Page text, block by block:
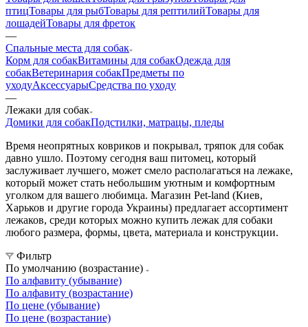
птицТовары для рыбТовары для рептилийТовары для
лошадейТовары для фреток
—
Спальные места для собак
Корм для собакВитамины для собакОдежда для
собакВетеринария собакПредметы по
уходуАксессуарыСредства по уходу
—
Лежаки для собак
Домики для собакПодстилки, матрацы, пледы
Время неопрятных ковриков и покрывал, тряпок для собак
давно ушло. Поэтому сегодня ваш питомец, который
заслуживает лучшего, может смело располагаться на лежаке,
который может стать небольшим уютным и комфортным
уголком для вашего любимца. Магазин Pet-land (Киев,
Харьков и другие города Украины) предлагает ассортимент
лежаков, среди которых можно купить лежак для собаки
любого размера, формы, цвета, материала и конструкции.
Фильтр
По умолчанию (возрастание)
По алфавиту (убывание)
По алфавиту (возрастание)
По цене (убывание)
По цене (возрастание)